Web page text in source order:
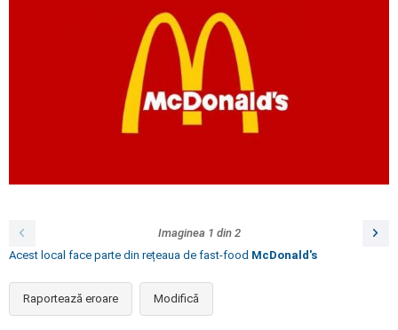
Imaginea 1 din 2
Acest local face parte din rețeaua de fast-food McDonald's
Raportează eroare Modifică